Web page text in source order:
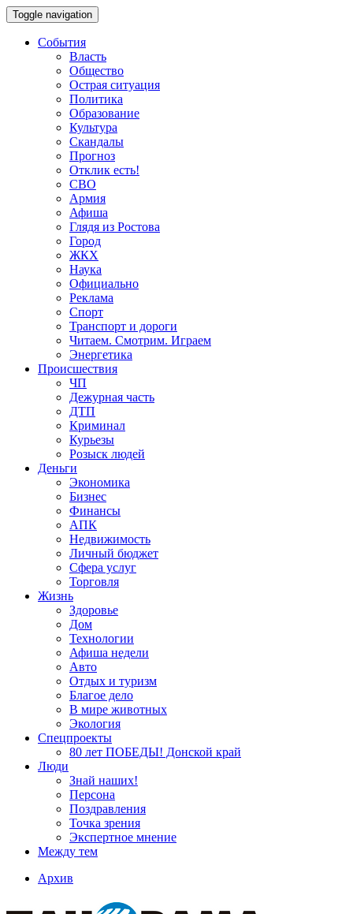
Toggle navigation
События
Власть
Общество
Острая ситуация
Политика
Образование
Культура
Скандалы
Прогноз
Отклик есть!
СВО
Армия
Афиша
Глядя из Ростова
Город
ЖКХ
Наука
Официально
Реклама
Спорт
Транспорт и дороги
Читаем. Смотрим. Играем
Энергетика
Происшествия
ЧП
Дежурная часть
ДТП
Криминал
Курьезы
Розыск людей
Деньги
Экономика
Бизнес
Финансы
АПК
Недвижимость
Личный бюджет
Сфера услуг
Торговля
Жизнь
Здоровье
Дом
Технологии
Афиша недели
Авто
Отдых и туризм
Благое дело
В мире животных
Экология
Спецпроекты
80 лет ПОБЕДЫ! Донской край
Люди
Знай наших!
Персона
Поздравления
Точка зрения
Экспертное мнение
Между тем
Архив